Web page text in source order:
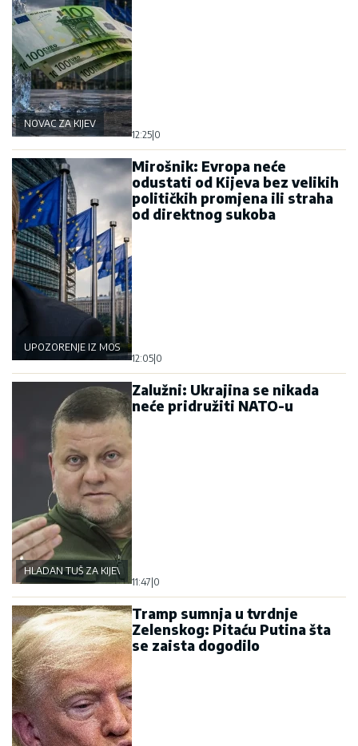
NOVAC ZA KIJEV
12:25 0
UPOZORENJE IZ MOSKVE
Mirošnik: Evropa neće
odustati od Kijeva bez velikih
političkih promjena ili straha
od direktnog sukoba
12:05 0
HLADAN TUŠ ZA KIJEV
Zalužni: Ukrajina se nikada
neće pridružiti NATO-u
11:47 0
Tramp sumnja u tvrdnje
Zelenskog: Pitaću Putina šta
se zaista dogodilo